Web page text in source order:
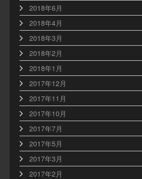
2018年6月
2018年4月
2018年3月
2018年2月
2018年1月
2017年12月
2017年11月
2017年10月
2017年7月
2017年5月
2017年3月
2017年2月